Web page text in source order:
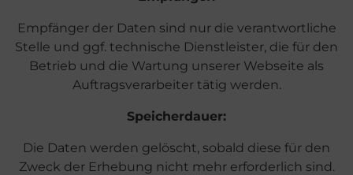
Empfänger der Daten sind nur die verantwortliche
Stelle und ggf. technische Dienstleister, die für den
Betrieb und die Wartung unserer Webseite als
Auftragsverarbeiter tätig werden.
Speicherdauer:
Die Daten werden gelöscht, sobald diese für den
Zweck der Erhebung nicht mehr erforderlich sind.